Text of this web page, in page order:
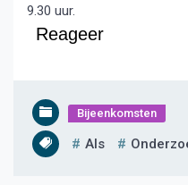
9.30 uur.
Reageer
Bijeenkomsten
Als